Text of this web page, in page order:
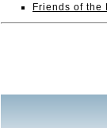
Friends of the